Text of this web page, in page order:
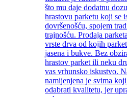
što mu daje dodatnu
hrastovu parketu koji se
dovršenošću, spojem
trajnošću. Prodaja
vrste drva od kojih
jasena i bukve. Bez
hrastov parket ili neku
vas vrhunsko iskustvo.
namijenjena je svima
odabrati kvalitetu, jer